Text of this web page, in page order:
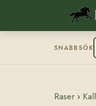
SNABBSÖK
Raser ›